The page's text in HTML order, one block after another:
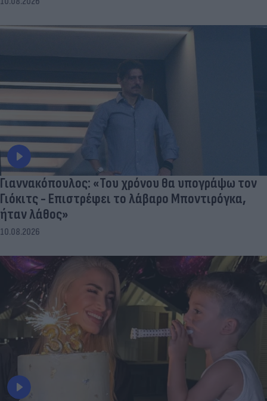
Γιαννακόπουλος: «Του χρόνου θα υπογράψω τον
Γιόκιτς - Επιστρέφει το λάβαρο Μποντιρόγκα,
ήταν λάθος»
10.08.2026